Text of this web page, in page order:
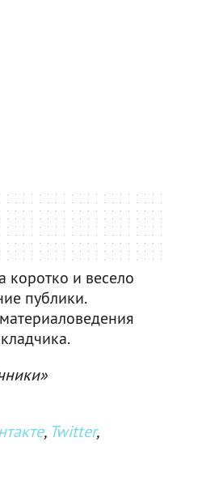
коротко и весело
публики.
, Twitter,